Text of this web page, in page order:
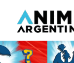
contenido